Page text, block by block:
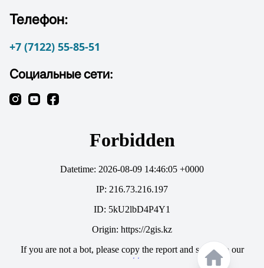
Телефон:
+7 (7122) 55-85-51
Социальные сети: